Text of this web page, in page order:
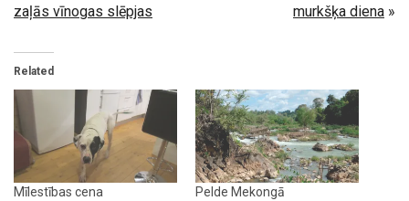
zaļās vīnogas slēpjas
murkšķa diena »
Related
Mīlestības cena
Pelde Mekongā